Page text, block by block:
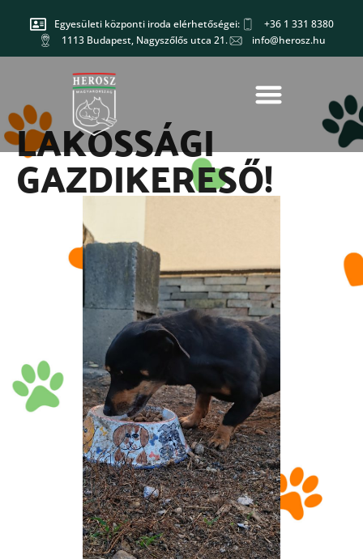
Egyesületi központi iroda elérhetőségei:
+36 1 331 8380
1113 Budapest, Nagyszőlős utca 21.
info@herosz.hu
LAKOSSÁGI
GAZDIKERESŐ!